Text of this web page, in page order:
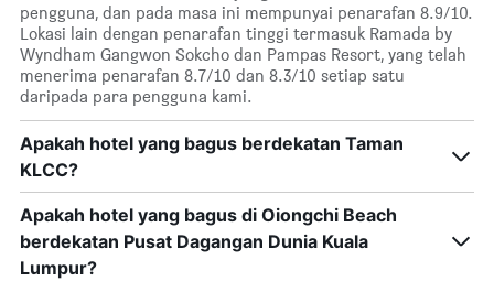
pengguna, dan pada masa ini mempunyai penarafan 8.9/10.
Lokasi lain dengan penarafan tinggi termasuk Ramada by
Wyndham Gangwon Sokcho dan Pampas Resort, yang telah
menerima penarafan 8.7/10 dan 8.3/10 setiap satu
daripada para pengguna kami.
Apakah hotel yang bagus berdekatan Taman
KLCC?
Apakah hotel yang bagus di Oiongchi Beach
berdekatan Pusat Dagangan Dunia Kuala
Lumpur?